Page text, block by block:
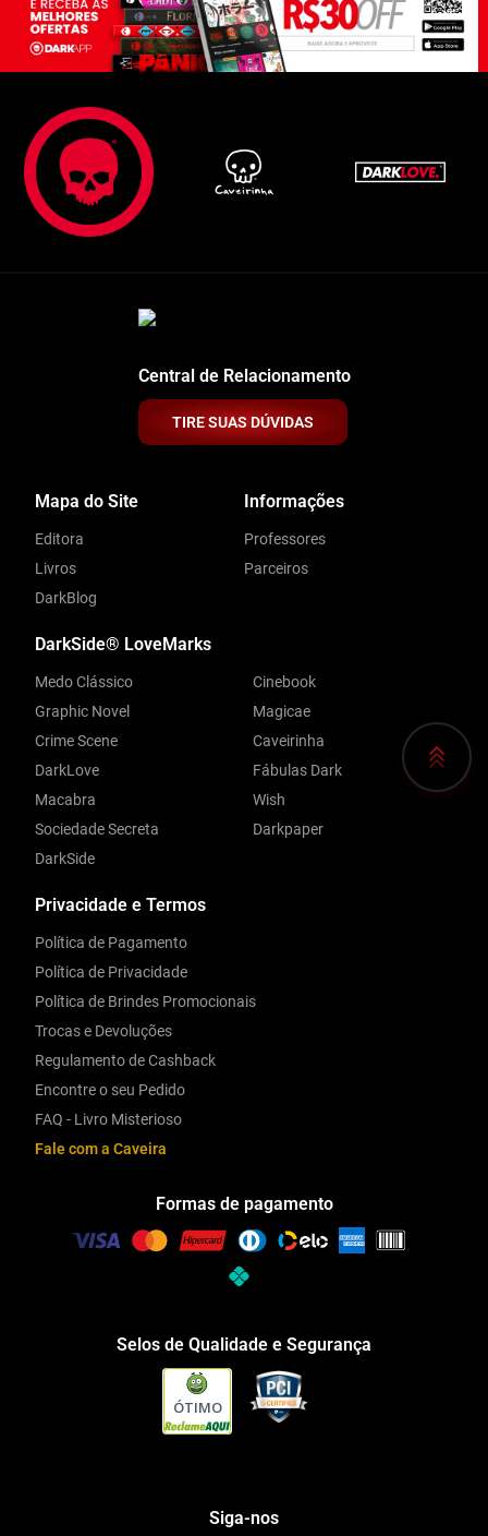
Central de Relacionamento
TIRE SUAS DÚVIDAS
Privacidade e Termos
Política de Pagamento
Política de Privacidade
Política de Brindes Promocionais
Trocas e Devoluções
Regulamento de Cashback
Encontre o seu Pedido
FAQ - Livro Misterioso
Fale com a Caveira
Mapa do Site
Editora
Livros
DarkBlog
Informações
Professores
Parceiros
DarkSide® LoveMarks
Medo Clássico
Graphic Novel
Crime Scene
DarkLove
Macabra
Sociedade Secreta
DarkSide
Cinebook
Magicae
Caveirinha
Fábulas Dark
Wish
Darkpaper
Formas de pagamento
Selos de Qualidade e Segurança
ÓTIMO
Siga-nos